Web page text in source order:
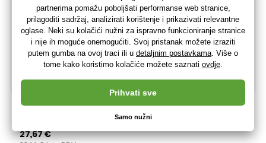
Dječji frotirni ogrtač New Baby Comfortably blue 116/122
27,67 €